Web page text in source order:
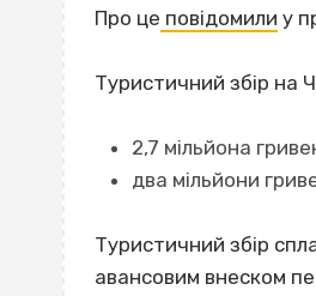
Про це повідомили у
Туристичний збір на
2,7 мільйона
два мільйони
Туристичний збір
авансовим внеском